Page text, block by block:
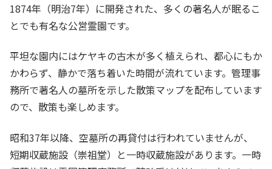
1874年（明治7年）に開発された、多くの著名人が眠るこ
とでも有名な公営霊園です。
平坦な園内にはケヤキの古木が多く植えられ、都心にもか
かわらず、静かで落ち着いた時間が流れています。管理事
務所で著名人の墓所を示した散策マップを配布しています
ので、散策も楽しめます。
昭和37年以降、空墓所の再貸付は行われていませんが、
短期収蔵施設（崇祖堂）と一時収蔵施設があります。一時